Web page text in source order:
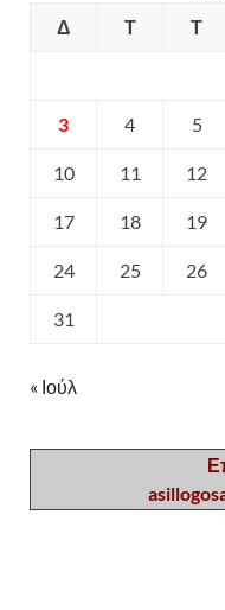
Δ
Τ Τ
3 4 5
10 11 12
17 18 19
24 25 26
31
« Ιούλ